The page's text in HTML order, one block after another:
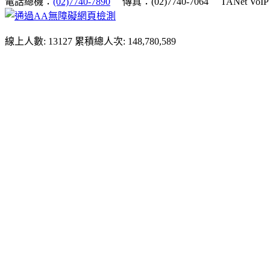
線上人數: 13127 累積總人次: 148,780,589